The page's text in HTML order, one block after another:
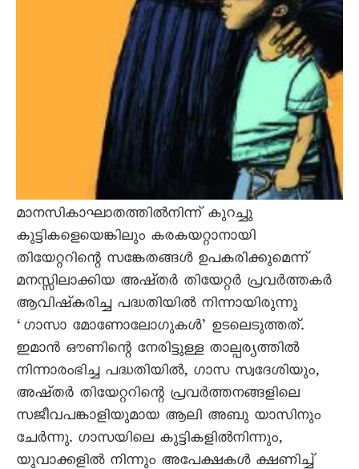
മാനസികാഘാതത്തിൽനിന്ന് കുറച്ചു
കുട്ടികളെയെങ്കിലും കരകയറ്റാനായി
തിയേറ്ററിന്റെ സങ്കേതങ്ങൾ ഉപകരിക്കുമെന്ന്
മനസ്സിലാക്കിയ അഷ്തർ തിയേറ്റർ പ്രവർത്തകർ
ആവിഷ്കരിച്ച പദ്ധതിയിൽ നിന്നായിരുന്നു
‘ഗാസാ മോണോലോഗുകൾ’ ഉടലെടുത്തത്.
ഇമാൻ ഔണിന്റെ നേരിട്ടുള്ള താല്പര്യത്തിൽ
നിന്നാരംഭിച്ച പദ്ധതിയിൽ, ഗാസ സ്വദേശിയും,
അഷ്തർ തിയേറ്ററിന്റെ പ്രവർത്തനങ്ങളിലെ
സജീവപങ്കാളിയുമായ ആലി അബു യാസിനും
ചേർന്നു. ഗാസയിലെ കുട്ടികളിൽനിന്നും,
യുവാക്കളിൽ നിന്നും അപേക്ഷകൾ ക്ഷണിച്ച്